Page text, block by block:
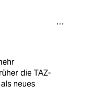
die TAZ-
neues